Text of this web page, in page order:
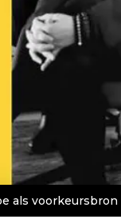
als voorkeursbron